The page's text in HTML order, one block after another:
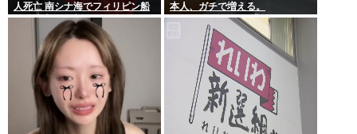
人死亡 南シナ海でフィリピン船
を追跡中、公表までに1年
本人、ガチで増える。
197cm57kgの俺が背後5cmまで
接近してるのに急ぎもしない